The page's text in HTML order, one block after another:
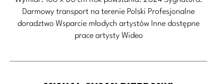
Darmowy transport na terenie Polski Profesjonalne
doradztwo Wsparcie młodych artystów Inne dostępne
prace artysty Wideo